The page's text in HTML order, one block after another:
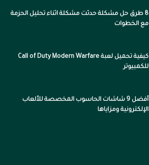
8 طرق حل مشكلة حدثت مشكلة اثناء تحليل الحزمة
مع الخطوات
كيفية تحميل لعبة Call of Duty Modern Warfare
للكمبيوتر
أفضل 9 شاشات الحاسوب المخصصة للألعاب
الإلكترونية ومزاياها